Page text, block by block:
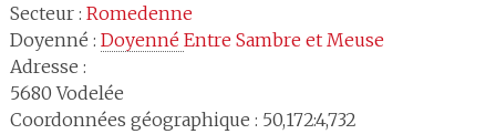
Secteur : Romedenne
Doyenné : Doyenné Entre Sambre et Meuse
Adresse :
5680 Vodelée
Coordonnées géographique : 50,172:4,732